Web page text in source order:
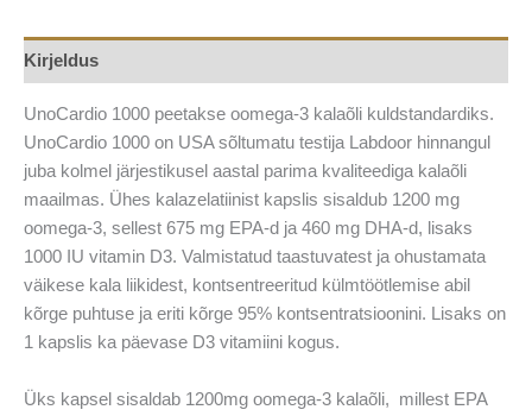
Kirjeldus
UnoCardio 1000 peetakse oomega-3 kalaõli kuldstandardiks.
UnoCardio 1000 on USA sõltumatu testija Labdoor hinnangul
juba kolmel järjestikusel aastal parima kvaliteediga kalaõli
maailmas. Ühes kalazelatiinist kapslis sisaldub 1200 mg
oomega-3, sellest 675 mg EPA-d ja 460 mg DHA-d, lisaks
1000 IU vitamin D3. Valmistatud taastuvatest ja ohustamata
väikese kala liikidest, kontsentreeritud külmtöötlemise abil
kõrge puhtuse ja eriti kõrge 95% kontsentratsioonini. Lisaks on
1 kapslis ka päevase D3 vitamiini kogus.
Üks kapsel sisaldab 1200mg oomega-3 kalaõli, millest EPA